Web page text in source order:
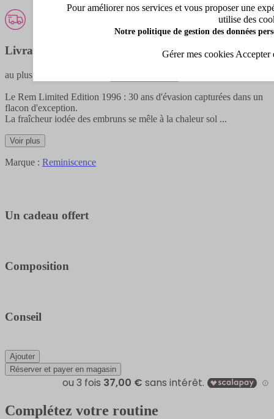
Livraison offerte
au plus tard
Le Rem Limited Edition 1996 : 30 ans d'évasion capturées dans un
flacon d'exception.
La fraîcheur iodée des embruns se mêle à la chaleur sol ...
Voir plus
Marque : Reminiscence
Un cadeau offert
Composition
Conseil
Ajouter
Réserver et payer en magasin
Complétez votre routine
Pour améliorer nos services et vous proposer une
utilise des
Notre politique de gestion des données
Gérer mes cookies Accepter